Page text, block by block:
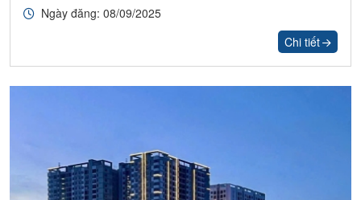
Ngày đăng: 08/09/2025
Chi tiết